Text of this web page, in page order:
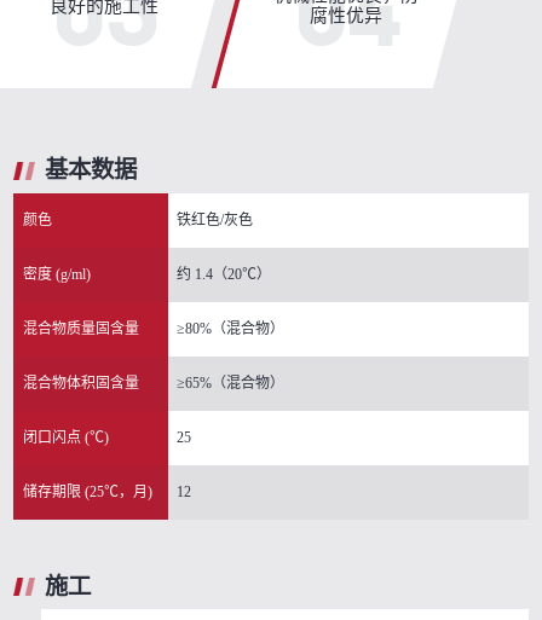
良好的施工性
腐性优异
基本数据
颜色 铁红色/灰色
密度 (g/ml) 约 1.4（20℃）
混合物质量固含量 ≥80%（混合物）
混合物体积固含量 ≥65%（混合物）
闭口闪点 (℃) 25
储存期限 (25℃，月) 12
施工